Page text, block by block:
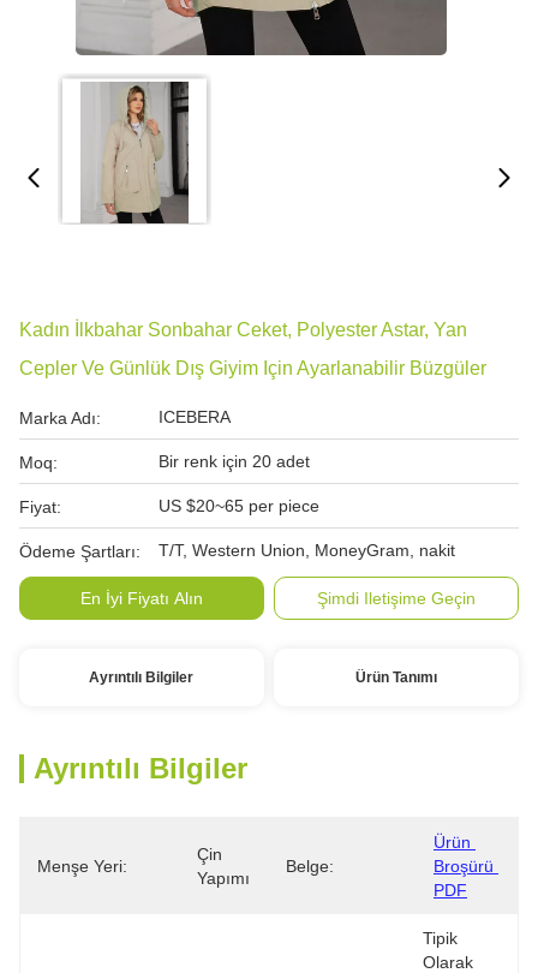
Kadın İlkbahar Sonbahar Ceket, Polyester Astar, Yan
Cepler Ve Günlük Dış Giyim Için Ayarlanabilir Büzgüler
Marka Adı: ICEBERA
Moq: Bir renk için 20 adet
Fiyat: US $20~65 per piece
Ödeme Şartları: T/T, Western Union, MoneyGram, nakit
En İyi Fiyatı Alın Şimdi Iletişime Geçin
Ayrıntılı Bilgiler Ürün Tanımı
Ayrıntılı Bilgiler
Menşe Yeri:
Çin
Yapımı
Belge:
Ürün
Broşürü
PDF
Tipik
Olarak